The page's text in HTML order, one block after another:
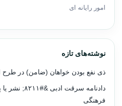
امور رایانه ای
نوشته‌های تازه
ذی نفع بودن خواهان (ضامن) در طرح
دادنامه سرقت
فرهنگی